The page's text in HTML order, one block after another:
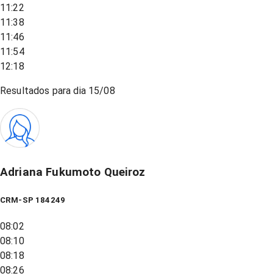
11:22
11:38
11:46
11:54
12:18
Resultados para dia 15/08
Adriana Fukumoto Queiroz
CRM-SP 184249
08:02
08:10
08:18
08:26